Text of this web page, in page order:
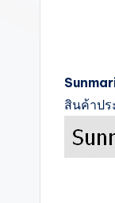
สินค้าปร